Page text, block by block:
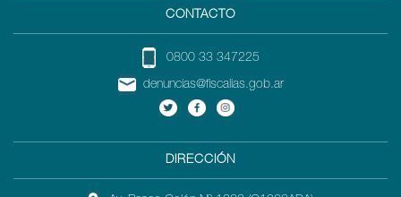
CONTACTO
0800 33 347225
denuncias@fiscalias.gob.ar
DIRECCIÓN